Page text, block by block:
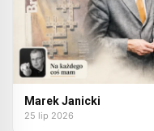
Marek Janicki
25 lip 2026